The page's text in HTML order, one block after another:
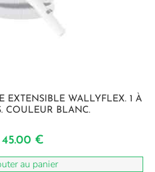
EXTENSIBLE WALLYFLEX. 1 À
COULEUR BLANC.
45.00 €
au panier